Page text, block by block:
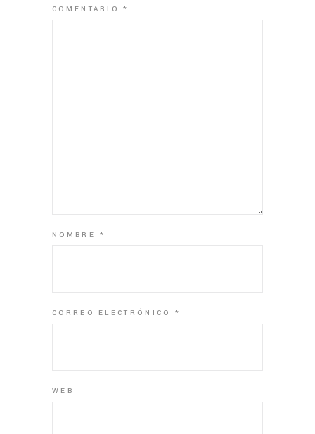
COMENTARIO*
NOMBRE*
CORREO ELECTRÓNICO *
WEB